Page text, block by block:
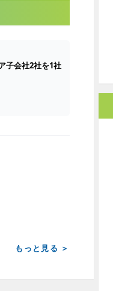
子会社2社を1社
もっと見る ＞